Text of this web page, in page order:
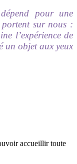
pour une
sur nous :
l’expérience de
un objet aux yeux
accueillir toute